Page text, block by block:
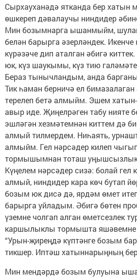
Сырхауханәдә ятканда бер хатын
өшкереп дәвалаучы ниндидер
Мин бозымнарга ышанмыйм,
белән барырга әзерләндек. Икенче
күрәзәче дип аталган әбигә
юк, күз шаукымы, күз тию
Бераз тынычландым, анда
Тик һаман берничә ел
терелеп бетә алмыйм. Эшем
авыр иде. Җиңелрәген табу нияте
эшләгән хезмәтемнән киттем дә
алмый тилмердем. Ниһаять,
алмыйм. Гел нәрсәдер килеп
тормышымнан тоташ
Күңелем нәрсәдер сизә: болай
алмый, ниндидер кара көч бутап
бозым юк дисә дә, ярдәм өмет
барырга уйладым. Әбигә бөтен
үземне чолгап алган өметсезлек
каршылыклы тормышта яшәвемне
“Урын-җиреңдә күптәнге бозым
тикшер. Иптәш хатыннарыңның
Мин мендәрдә бозым булуына